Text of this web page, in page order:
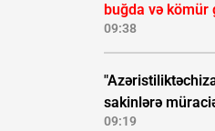
buğda və kömür
09:38
sakinlərə
09:19